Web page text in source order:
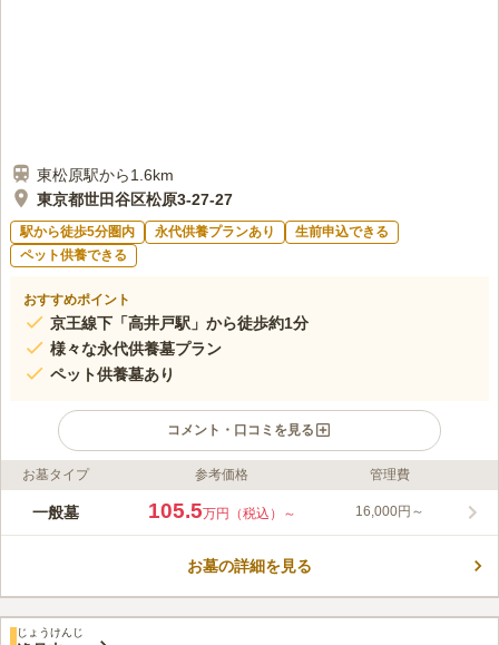
東松原駅から1.6km
東京都世田谷区松原3-27-27
駅から徒歩5分圏内 永代供養プランあり
生前申込できる
ペット供養できる
おすすめポイント
京王線下「高井戸駅」から徒歩約1分
様々な永代供養墓プラン
ペット供養墓あり
コメント・口コミを見る
ライフドット編集部のコメント
妙楽寺は、京王線下高井戸駅から徒歩2分の住宅街にある日蓮宗
ありお好みでお選び頂けます。駐車場も完備されています。妙楽
口コミ評価
みんなの評価
お墓タイプ 参考価格 管理費
一般墓 105.5万円（税込）～ 16,000円～
お墓の詳細を見る
じょうけんじ